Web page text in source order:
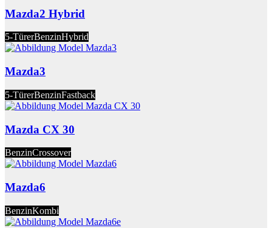
Mazda2 Hybrid
5-TürerBenzinHybrid
Mazda3
5-TürerBenzinFastback
Mazda CX 30
BenzinCrossover
Mazda6
BenzinKombi